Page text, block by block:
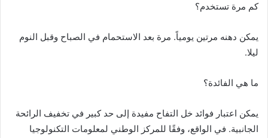
كم مرة تستخدم؟
يمكن دهنه مرتين يومياً. مرة بعد الاستحمام في الصباح وقبل النوم
ليلا.
ما هي الفائدة؟
يمكن اعتبار فوائد خل التفاح مفيدة إلى حد كبير في تخفيف الرائحة
الجانبية. في الواقع، وفقًا للمركز الوطني لمعلومات التكنولوجيا